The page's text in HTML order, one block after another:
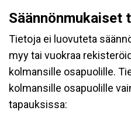
Säännönmukaiset
Tietoja ei luovuteta
myy tai vuokraa
kolmansille osapuolille.
kolmansille osapuolille
tapauksissa: